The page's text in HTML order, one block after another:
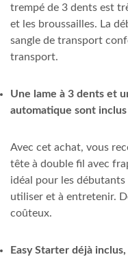
trempé de 3 dents est
et les broussailles. La
sangle de transport
transport.
Une lame à 3 dents et
automatique sont
Avec cet achat, vous
tête à double fil avec
idéal pour les
utiliser et à entretenir.
coûteux.
Easy Starter déjà